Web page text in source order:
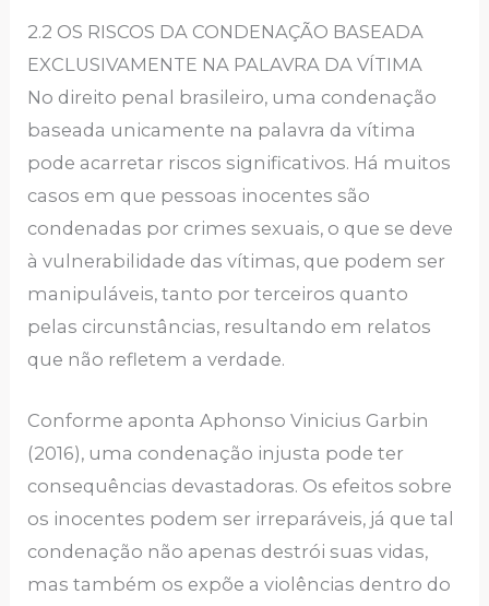
2.2 OS RISCOS DA CONDENAÇÃO BASEADA
EXCLUSIVAMENTE NA PALAVRA DA VÍTIMA
No direito penal brasileiro, uma condenação
baseada unicamente na palavra da vítima
pode acarretar riscos significativos. Há muitos
casos em que pessoas inocentes são
condenadas por crimes sexuais, o que se deve
à vulnerabilidade das vítimas, que podem ser
manipuláveis, tanto por terceiros quanto
pelas circunstâncias, resultando em relatos
que não refletem a verdade.
Conforme aponta Aphonso Vinicius Garbin
(2016), uma condenação injusta pode ter
consequências devastadoras. Os efeitos sobre
os inocentes podem ser irreparáveis, já que tal
condenação não apenas destrói suas vidas,
mas também os expõe a violências dentro do